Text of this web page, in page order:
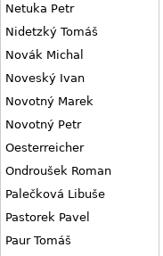
Netuka Petr
Nidetzký Tomáš
Novák Michal
Noveský Ivan
Novotný Marek
Novotný Petr
Oesterreicher
Ondroušek Roman
Palečková Libuše
Pastorek Pavel
Paur Tomáš